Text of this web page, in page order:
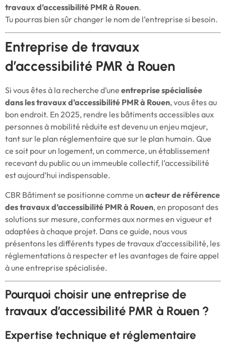
travaux d’accessibilité PMR à Rouen.
Tu pourras bien sûr changer le nom de l’entreprise si besoin.
Entreprise de travaux
d’accessibilité PMR à Rouen
Si vous êtes à la recherche d’une entreprise spécialisée
dans les travaux d’accessibilité PMR à Rouen, vous êtes au
bon endroit. En 2025, rendre les bâtiments accessibles aux
personnes à mobilité réduite est devenu un enjeu majeur,
tant sur le plan réglementaire que sur le plan humain. Que
ce soit pour un logement, un commerce, un établissement
recevant du public ou un immeuble collectif, l’accessibilité
est aujourd’hui indispensable.
CBR Bâtiment se positionne comme un acteur de référence
des travaux d’accessibilité PMR à Rouen, en proposant des
solutions sur mesure, conformes aux normes en vigueur et
adaptées à chaque projet. Dans ce guide, nous vous
présentons les différents types de travaux d’accessibilité, les
réglementations à respecter et les avantages de faire appel
à une entreprise spécialisée.
Pourquoi choisir une entreprise de
travaux d’accessibilité PMR à Rouen ?
Expertise technique et réglementaire